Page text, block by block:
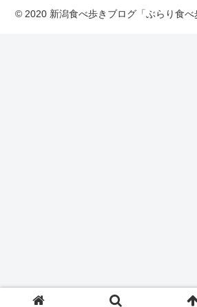
© 2020 新潟食べ歩きブログ「ぶらり食